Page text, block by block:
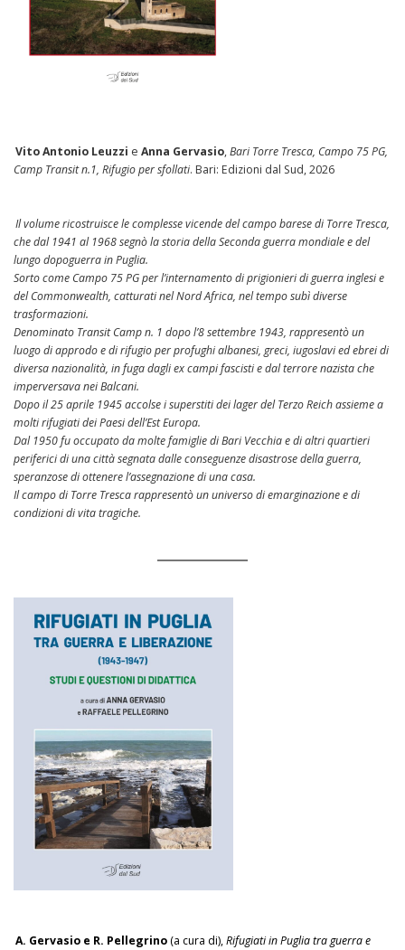
Vito Antonio Leuzzi eAnna Gervasio,Bari Torre Tresca, Campo 75 PG,
Camp Transit n.1, Rifugio per sfollati. Bari: Edizioni dal Sud, 2026
Il volume ricostruisce le complesse vicende del campo barese di Torre Tresca,
che dal 1941 al 1968 segnò la storia della Seconda guerra mondiale e del
lungo dopoguerra in Puglia.
Sorto come Campo 75 PG per l’internamento di prigionieri di guerra inglesi e
del Commonwealth, catturati nel Nord Africa, nel tempo subì diverse
trasformazioni.
Denominato Transit Camp n. 1 dopo l’8 settembre 1943, rappresentò un
luogo di approdo e di rifugio per profughi albanesi, greci, iugoslavi ed ebrei di
diversa nazionalità, in fuga dagli ex campi fascisti e dal terrore nazista che
imperversava nei Balcani.
Dopo il 25 aprile 1945 accolse i superstiti dei lager del Terzo Reich assieme a
molti rifugiati dei Paesi dell’Est Europa.
Dal 1950 fu occupato da molte famiglie di Bari Vecchia e di altri quartieri
periferici di una città segnata dalle conseguenze disastrose della guerra,
speranzose di ottenere l’assegnazione di una casa.
Il campo di Torre Tresca rappresentò un universo di emarginazione e di
condizioni di vita tragiche.
A. Gervasio e R. Pellegrino (a cura di),Rifugiati in Puglia tra guerra e